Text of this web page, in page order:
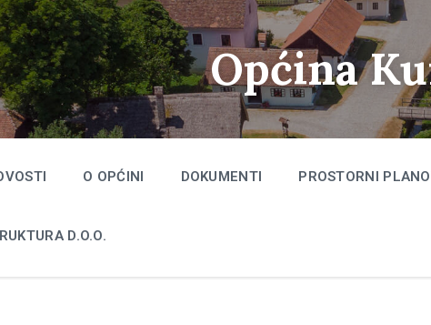
Općina
O OPĆINI DOKUMENTI PROSTORNI
D.O.O.